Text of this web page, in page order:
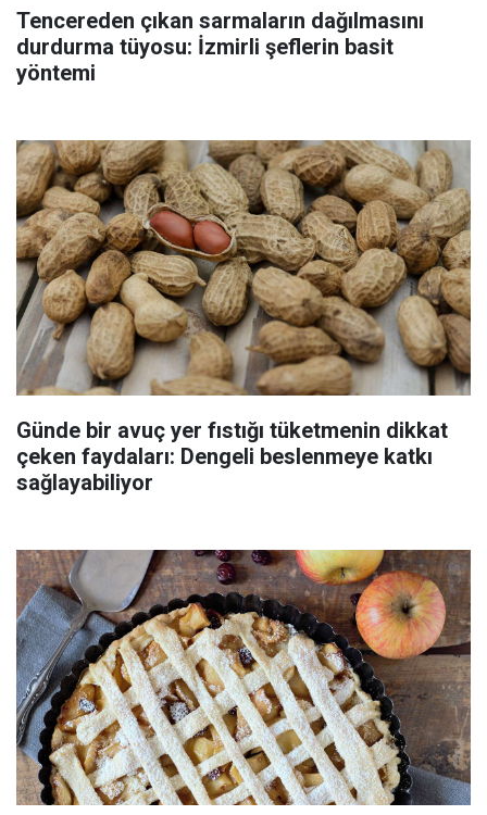
Tencereden çıkan sarmaların dağılmasını
durdurma tüyosu: İzmirli şeflerin basit
yöntemi
Günde bir avuç yer fıstığı tüketmenin dikkat
çeken faydaları: Dengeli beslenmeye katkı
sağlayabiliyor